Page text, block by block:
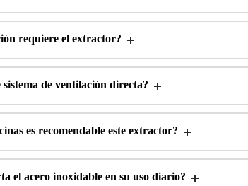
requiere el extractor?
de ventilación directa?
es recomendable este extractor?
el acero inoxidable en su uso diario?